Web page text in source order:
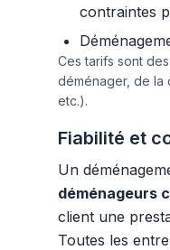
contraintes
Ces tarifs sont
déménager, de la
etc.).
Fiabilité et
Un
déménageurs
client une
Toutes les